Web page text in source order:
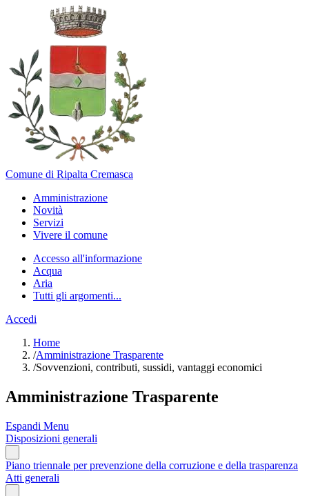
Comune di Ripalta Cremasca
Amministrazione
Novità
Servizi
Vivere il comune
Accesso all'informazione
Acqua
Aria
Tutti gli argomenti...
Accedi
Home
/Amministrazione Trasparente
/Sovvenzioni, contributi, sussidi, vantaggi economici
Amministrazione Trasparente
Espandi Menu
Disposizioni generali
Piano triennale per prevenzione della corruzione e della trasparenza
Atti generali